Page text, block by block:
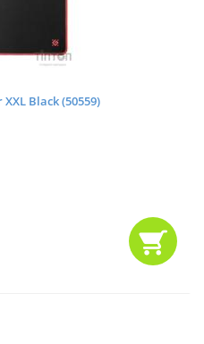
Black (50559)